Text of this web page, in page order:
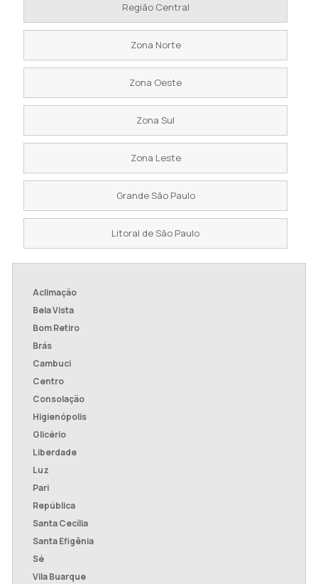
Região Central
Zona Norte
Zona Oeste
Zona Sul
Zona Leste
Grande São Paulo
Litoral de São Paulo
Aclimação
Bela Vista
Bom Retiro
Brás
Cambuci
Centro
Consolação
Higienópolis
Glicério
Liberdade
Luz
Pari
República
Santa Cecília
Santa Efigênia
Sé
Vila Buarque